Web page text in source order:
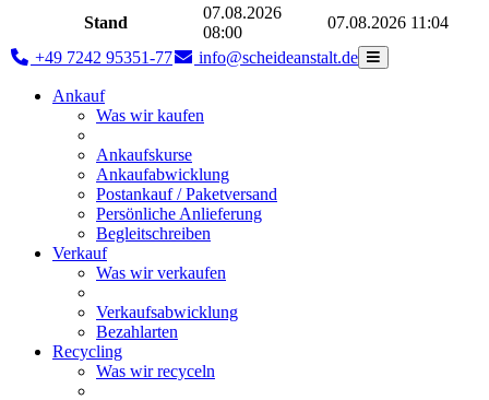
Stand
07.08.2026
08:00
07.08.2026 11:04
+49 7242 95351-77 info@scheideanstalt.de
Ankauf
Was wir kaufen
Ankaufskurse
Ankaufabwicklung
Postankauf / Paketversand
Persönliche Anlieferung
Begleitschreiben
Verkauf
Was wir verkaufen
Verkaufsabwicklung
Bezahlarten
Recycling
Was wir recyceln